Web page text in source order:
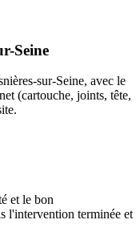
Seine
sur-Seine, avec le
(cartouche, joints, tête,
et le bon
l'intervention terminée et